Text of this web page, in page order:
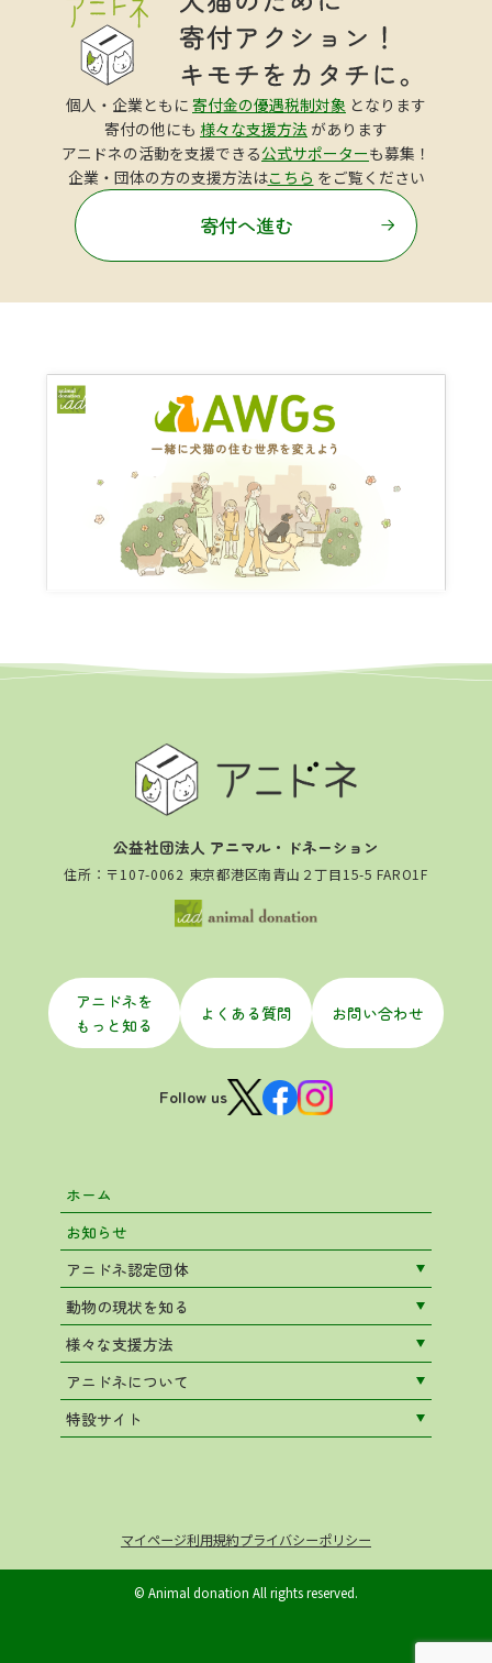
個人・企業ともに 寄付金の優遇税制対象 となります
寄付の他にも 様々な支援方法 があります
アニドネの活動を支援できる公式サポーターも募集！
企業・団体の方の支援方法はこちら をご覧ください
寄付へ進む
公益社団法人 アニマル・ドネーション
住所：〒107-0062 東京都港区南青山２丁目15-5 FARO1F
アニドネを
もっと知る
よくある質問 お問い合わせ
Follow us
ホーム
お知らせ
アニドネ認定団体
動物の現状を知る
様々な支援方法
アニドネについて
特設サイト
マイページ利用規約プライバシーポリシー
© Animal donation All rights reserved.